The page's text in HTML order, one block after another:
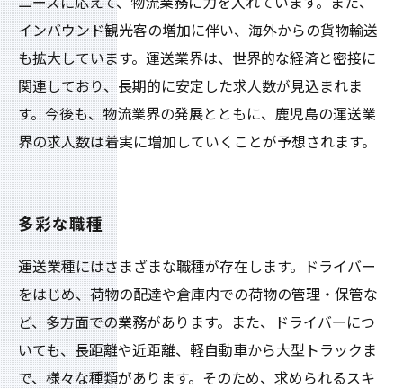
インバウンド観光客の増加に伴い、海外からの貨物輸送
も拡大しています。運送業界は、世界的な経済と密接に
関連しており、長期的に安定した求人数が見込まれま
す。今後も、物流業界の発展とともに、鹿児島の運送業
界の求人数は着実に増加していくことが予想されます。
多彩な職種
運送業種にはさまざまな職種が存在します。ドライバー
をはじめ、荷物の配達や倉庫内での荷物の管理・保管な
ど、多方面での業務があります。また、ドライバーにつ
いても、長距離や近距離、軽自動車から大型トラックま
で、様々な種類があります。そのため、求められるスキ